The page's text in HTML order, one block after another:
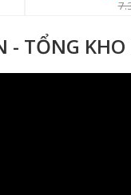
- TỔNG